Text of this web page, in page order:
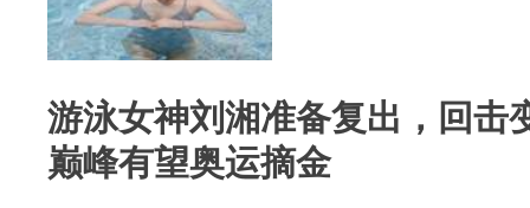
游泳女神刘湘准备复出，回击
巅峰有望奥运摘金